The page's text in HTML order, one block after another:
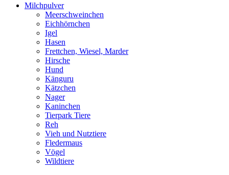
Milchpulver
Meerschweinchen
Eichhörnchen
Igel
Hasen
Frettchen, Wiesel, Marder
Hirsche
Hund
Känguru
Kätzchen
Nager
Kaninchen
Tierpark Tiere
Reh
Vieh und Nutztiere
Fledermaus
Vögel
Wildtiere